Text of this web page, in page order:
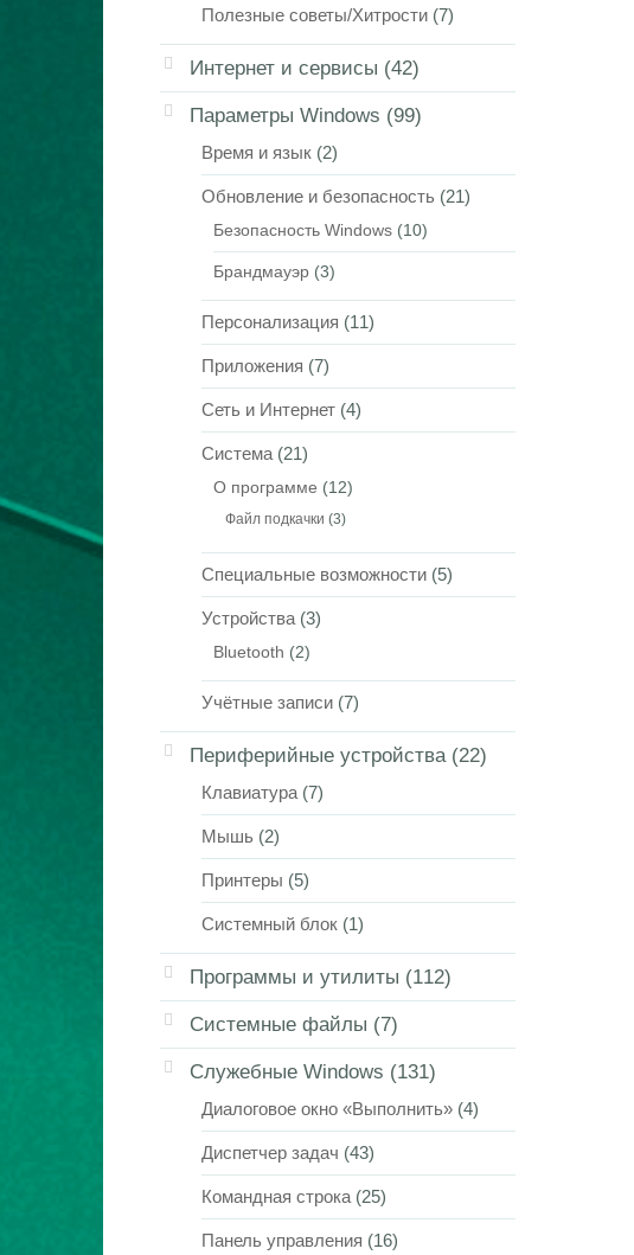
Полезные советы/Хитрости (7)
Интернет и сервисы (42)
Параметры Windows (99)
Время и язык (2)
Обновление и безопасность (21)
Безопасность Windows (10)
Брандмауэр (3)
Персонализация (11)
Приложения (7)
Сеть и Интернет (4)
Система (21)
О программе (12)
Файл подкачки (3)
Специальные возможности (5)
Устройства (3)
Bluetooth (2)
Учётные записи (7)
Периферийные устройства(22)
Клавиатура (7)
Мышь (2)
Принтеры (5)
Системный блок (1)
Программы и утилиты (112)
Системные файлы (7)
Служебные Windows (131)
Диалоговое окно «Выполнить» (4)
Диспетчер задач (43)
Командная строка (25)
Панель управления (16)